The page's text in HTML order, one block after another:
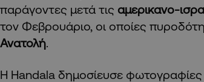
παράγοντες μετά τις αμερικανο-
τον Φεβρουάριο, οι οποίες
Ανατολή
Η Handala δημοσίευσε φωτογραφίες